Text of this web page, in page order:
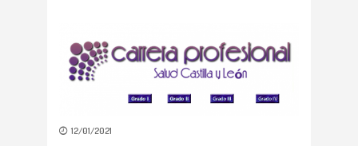
12/01/2021